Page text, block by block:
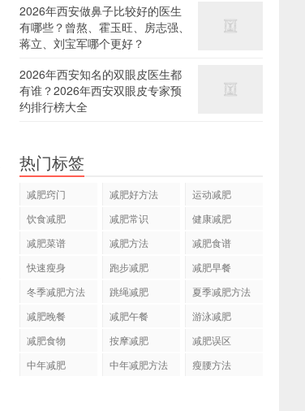
2026年西安做鼻子比较好的医生
有哪些？曾熬、霍玉旺、房志强、
蒋立、刘宝军哪个更好？
2026年西安知名的双眼皮医生都
有谁？2026年西安双眼皮专家预
约排行榜大全
热门标签
减肥窍门 减肥好方法
运动减肥
饮食减肥
减肥常识
健康减肥
减肥菜谱
减肥方法
减肥食谱
快速瘦身
跑步减肥
减肥早餐
冬季减肥方法
跳绳减肥
夏季减肥方法
减肥晚餐
减肥午餐
游泳减肥
减肥食物
按摩减肥
减肥误区
中年减肥
中年减肥方法 瘦腰方法